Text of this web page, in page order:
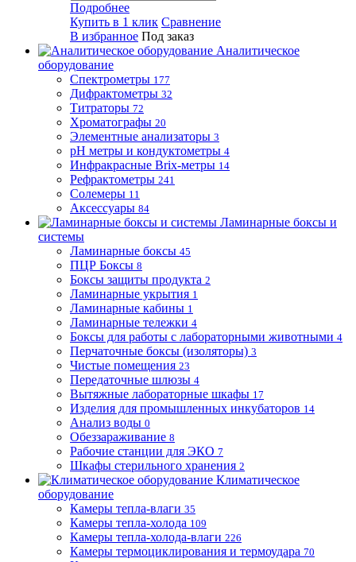
Подробнее
Купить в 1 клик Сравнение
В избранное Под заказ
Аналитическое
оборудование
Спектрометры 177
Дифрактометры 32
Титраторы 72
Хроматографы 20
Элементные анализаторы 3
pH метры и кондуктометры 4
Инфракрасные Brix-метры 14
Рефрактометры 241
Солемеры 11
Аксессуары 84
Ламинарные боксы и
системы
Ламинарные боксы 45
ПЦР Боксы 8
Боксы защиты продукта 2
Ламинарные укрытия 1
Ламинарные кабины 1
Ламинарные тележки 4
Боксы для работы с лабораторными животными 4
Перчаточные боксы (изоляторы) 3
Чистые помещения 23
Передаточные шлюзы 4
Вытяжные лабораторные шкафы 17
Изделия для промышленных инкубаторов 14
Анализ воды 0
Обеззараживание 8
Рабочие станции для ЭКО 7
Шкафы стерильного хранения 2
Климатическое
оборудование
Камеры тепла-влаги 35
Камеры тепла-холода 109
Камеры тепла-холода-влаги 226
Камеры термоциклирования и термоудара 70